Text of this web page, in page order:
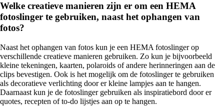
Welke creatieve manieren zijn er om een HEMA
fotoslinger te gebruiken, naast het ophangen van
fotos?
Naast het ophangen van fotos kun je een HEMA fotoslinger op
verschillende creatieve manieren gebruiken. Zo kun je bijvoorbeeld
kleine tekeningen, kaarten, polaroids of andere herinneringen aan de
clips bevestigen. Ook is het mogelijk om de fotoslinger te gebruiken
als decoratieve verlichting door er kleine lampjes aan te hangen.
Daarnaast kun je de fotoslinger gebruiken als inspiratiebord door er
quotes, recepten of to-do lijstjes aan op te hangen.